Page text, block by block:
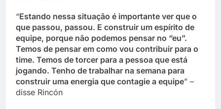
“Estando nessa situação é importante ver que o
que passou, passou. E construir um espírito de
equipe, porque não podemos pensar no “eu”.
Temos de pensar em como vou contribuir para o
time. Temos de torcer para a pessoa que está
jogando. Tenho de trabalhar na semana para
construir uma energia que contagie a equipe” –
disse Rincón